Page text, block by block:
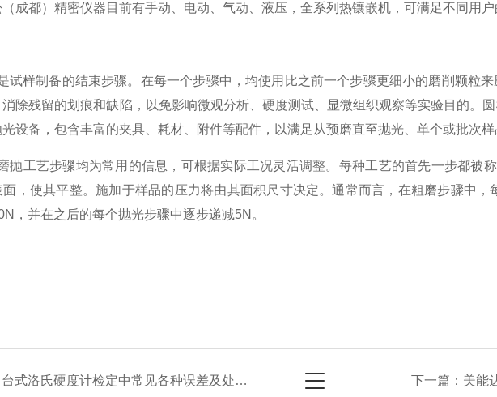
（成都）精密仪器 目前有手动、电动、气动、液压，全系列热镶嵌机，可满足不同用户
试样制备的结束步骤。在每一个步骤中，均使用比之前一个步骤更细小的磨削颗粒
除残留的划痕和缺陷，以免影响微观分析、硬度测试、显微组织观察等实验目的。
设备，包含丰富的夹具、耗材、附件等配件，以满足从预磨直至抛光、单个或批次样
抛工艺步骤均为常用的信息，可根据实际工况灵活调整。每种工艺的首先一步都被
，使其平整。施加于样品的压力将由其面积尺寸决定。通常而言，在粗磨步骤中，
，并在之后的每个抛光步骤中逐步递减5N 。
台式洛氏硬度计检定中常见各种误差及处理方法 下一篇： 美能